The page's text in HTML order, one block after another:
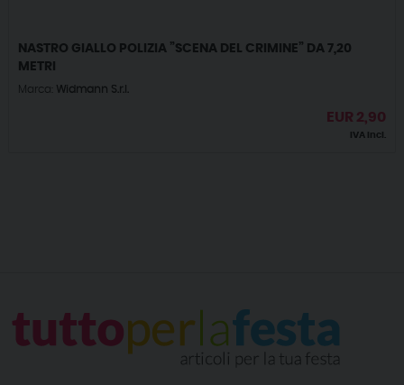
NASTRO GIALLO POLIZIA ”SCENA DEL CRIMINE” DA 7,20
METRI
Marca: Widmann S.r.l.
EUR 2,90
IVA incl.